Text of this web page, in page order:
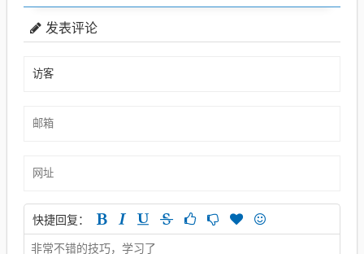
发表评论
快捷回复：